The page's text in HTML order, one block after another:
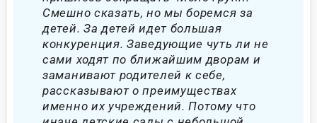
Смешно сказать, но мы боремся за
детей. За детей идет большая
конкуренция. Заведующие чуть ли не
сами ходят по ближайшим дворам и
заманивают родителей к себе,
рассказывают о преимуществах
именно их учреждений. Потому что